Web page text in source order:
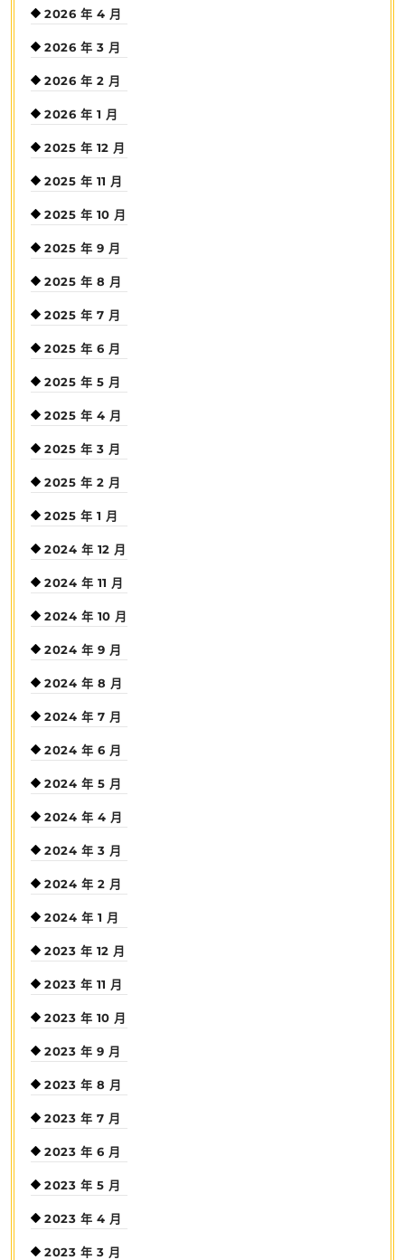
2026 年 4 月
2026 年 3 月
2026 年 2 月
2026 年 1 月
2025 年 12 月
2025 年 11 月
2025 年 10 月
2025 年 9 月
2025 年 8 月
2025 年 7 月
2025 年 6 月
2025 年 5 月
2025 年 4 月
2025 年 3 月
2025 年 2 月
2025 年 1 月
2024 年 12 月
2024 年 11 月
2024 年 10 月
2024 年 9 月
2024 年 8 月
2024 年 7 月
2024 年 6 月
2024 年 5 月
2024 年 4 月
2024 年 3 月
2024 年 2 月
2024 年 1 月
2023 年 12 月
2023 年 11 月
2023 年 10 月
2023 年 9 月
2023 年 8 月
2023 年 7 月
2023 年 6 月
2023 年 5 月
2023 年 4 月
2023 年 3 月